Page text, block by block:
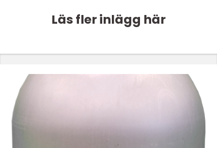
Läs fler inlägg här